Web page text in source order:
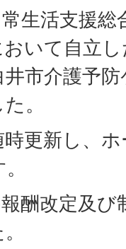
生活支援
いて自立
市介護予
。
更新し、
酬改定及び